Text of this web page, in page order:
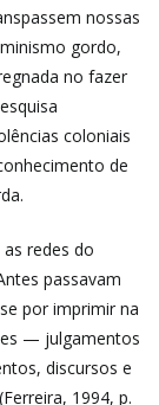
nossas
gordo,
no fazer
coloniais
de
as redes do
passavam
por imprimir na
— julgamentos
discursos e
1994, p.